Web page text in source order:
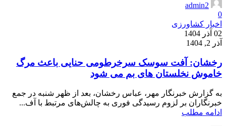
admin2
0
اخبار کشاورزی
02 آذر 1404
آذر 2, 1404
رخشان: آفت سوسک سرخرطومی حنایی باعث مرگ
خاموش نخلستان های بم می شود
به گزارش خبرنگار مهر، عباس رخشان، بعد از ظهر شنبه در جمع
خبرنگاران بر لزوم رسیدگی فوری به چالش‌های مرتبط با آف...
ادامه مطلب